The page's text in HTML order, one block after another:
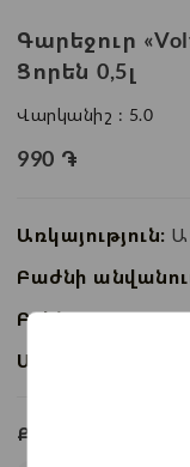
Գարեջուր
Ցորեն 0,5լ
Վարկանիշ : 5.0
990 ֏
Առկայություն:
Բաժնի
Բրենդ: Volfas
Ապրանքի ID:
Քանակ: